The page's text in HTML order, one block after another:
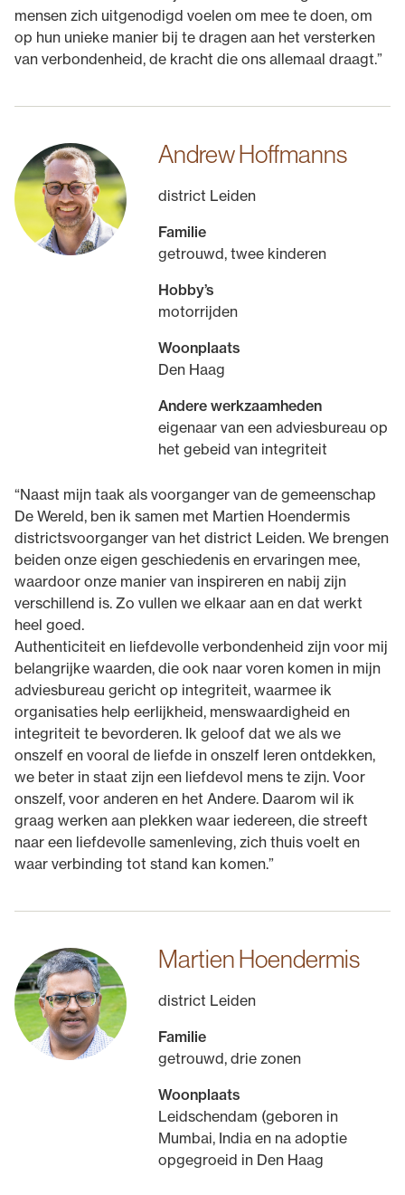
mensen zich uitgenodigd voelen om mee te doen, om
op hun unieke manier bij te dragen aan het versterken
van verbondenheid, de kracht die ons allemaal draagt.”
Andrew Hoffmanns
district Leiden
Familie
getrouwd, twee kinderen
Hobby’s
motorrijden
Woonplaats
Den Haag
Andere werkzaamheden
eigenaar van een adviesbureau op
het gebeid van integriteit
“Naast mijn taak als voorganger van de gemeenschap
De Wereld, ben ik samen met Martien Hoendermis
districtsvoorganger van het district Leiden. We brengen
beiden onze eigen geschiedenis en ervaringen mee,
waardoor onze manier van inspireren en nabij zijn
verschillend is. Zo vullen we elkaar aan en dat werkt
heel goed.
Authenticiteit en liefdevolle verbondenheid zijn voor mij
belangrijke waarden, die ook naar voren komen in mijn
adviesbureau gericht op integriteit, waarmee ik
organisaties help eerlijkheid, menswaardigheid en
integriteit te bevorderen. Ik geloof dat we als we
onszelf en vooral de liefde in onszelf leren ontdekken,
we beter in staat zijn een liefdevol mens te zijn. Voor
onszelf, voor anderen en het Andere. Daarom wil ik
graag werken aan plekken waar iedereen, die streeft
naar een liefdevolle samenleving, zich thuis voelt en
waar verbinding tot stand kan komen.”
Martien Hoendermis
district Leiden
Familie
getrouwd, drie zonen
Woonplaats
Leidschendam (geboren in
Mumbai, India en na adoptie
opgegroeid in Den Haag